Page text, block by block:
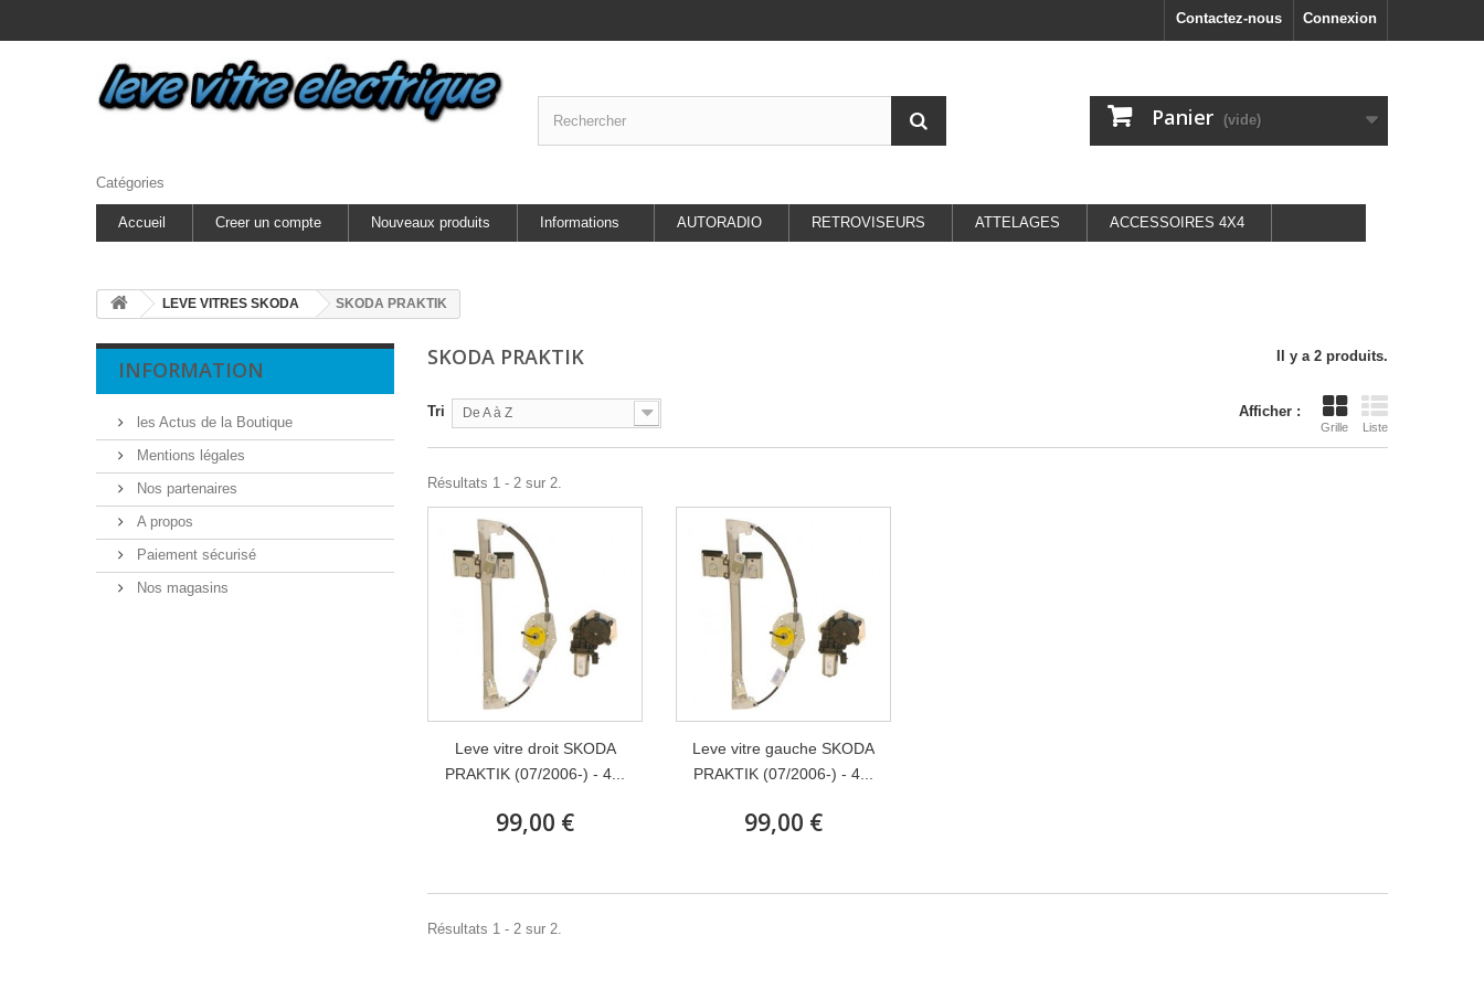
Connexion
Contactez-nous
Panier (vide)
Catégories
Accueil Creer un compte Nouveaux produits Informations AUTORADIO RETROVISEURS ATTELAGES ACCESSOIRES 4X4
LEVE VITRES SKODA SKODA PRAKTIK
INFORMATION
les Actus de la Boutique
Mentions légales
Nos partenaires
A propos
Paiement sécurisé
Nos magasins
SKODA PRAKTIK Il y a 2 produits.
Afficher :
Grille Liste
Tri De A à Z
Résultats 1 - 2 sur 2.
Leve vitre droit SKODA
PRAKTIK (07/2006-) - 4...
99,00 €
Leve vitre gauche SKODA
PRAKTIK (07/2006-) - 4...
99,00 €
Résultats 1 - 2 sur 2.